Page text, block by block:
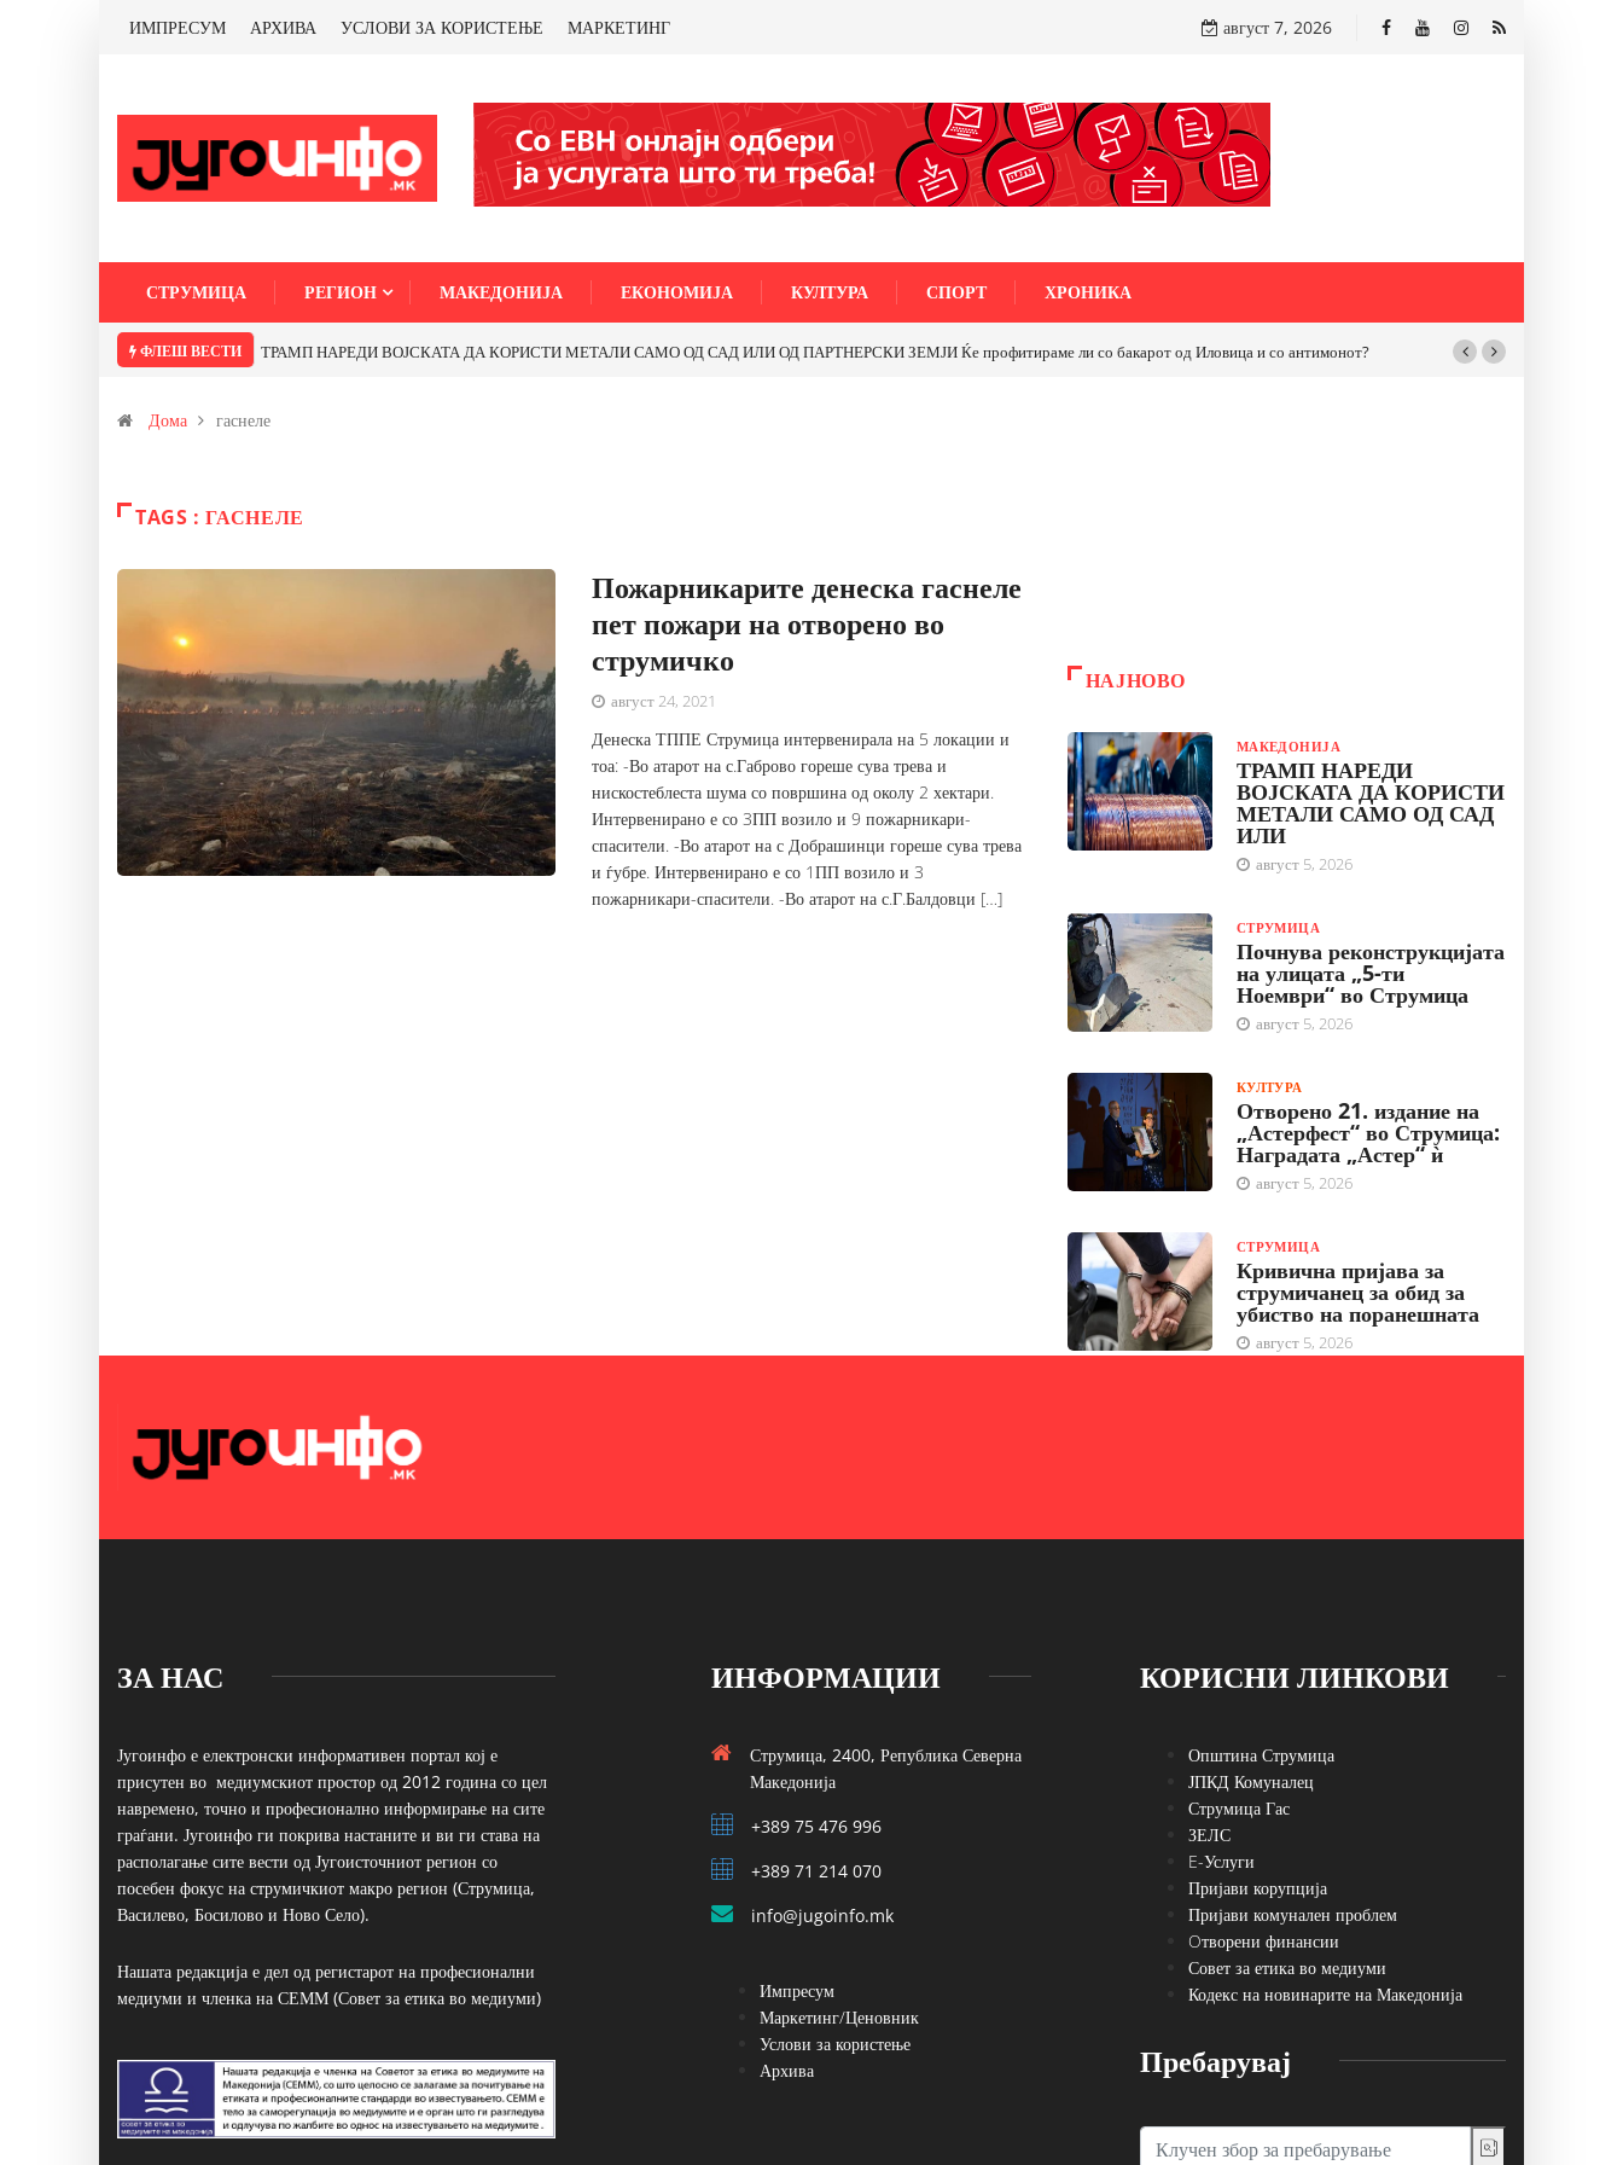
ИМПРЕСУМ АРХИВА УСЛОВИ ЗА КОРИСТЕЊЕ МАРКЕТИНГ август 7, 2026
СТРУМИЦА РЕГИОН МАКЕДОНИЈА ЕКОНОМИЈА КУЛТУРА СПОРТ ХРОНИКА
ФЛЕШ ВЕСТИ ТРАМП НАРЕДИ ВОЈСКАТА ДА КОРИСТИ МЕТАЛИ САМО ОД САД ИЛИ ОД ПАРТНЕРСКИ ЗЕМЈИ Ќе профитираме ли со бакарот од Иловица и со антимонот?
Дома гаснеле
TAGS : ГАСНЕЛЕ
Пожарникарите денеска гаснеле
пет пожари на отворено во
струмичко
август 24, 2021
Денеска ТППЕ Струмица интервенирала на 5 локации и
тоа: -Во атарот на с.Габрово гореше сува трева и
нискостеблеста шума со површина од околу 2 хектари.
Интервенирано е со 3ПП возило и 9 пожарникари-
спасители. -Во атарот на с Добрашинци гореше сува трева
и ѓубре. Интервенирано е со 1ПП возило и 3
пожарникари-спасители. -Во атарот на с.Г.Балдовци […]
НАЈНОВО
МАКЕДОНИЈА
ТРАМП НАРЕДИ
ВОЈСКАТА ДА КОРИСТИ
МЕТАЛИ САМО ОД САД
ИЛИ
август 5, 2026
СТРУМИЦА
Почнува реконструкцијата
на улицата „5-ти
Ноември“ во Струмица
август 5, 2026
КУЛТУРА
Отворено 21. издание на
„Астерфест“ во Струмица:
Наградата „Астер“ ѝ
август 5, 2026
СТРУМИЦА
Кривична пријава за
струмичанец за обид за
убиство на поранешната
август 5, 2026
ЗА НАС
Југоинфо е електронски информативен портал кој е
присутен во медиумскиот простор од 2012 година со цел
навремено, точно и професионално информирање на сите
граѓани. Југоинфо ги покрива настаните и ви ги става на
располагање сите вести од Југоисточниот регион со
посебен фокус на струмичкиот макро регион (Струмица,
Василево, Босилово и Ново Село).
Нашата редакција е дел од регистарот на професионални
медиуми и членка на СЕММ (Совет за етика во медиуми)
ИНФОРМАЦИИ
Струмица, 2400, Република Северна
Македонија
+389 75 476 996
+389 71 214 070
info@jugoinfo.mk
Импресум
Маркетинг/Ценовник
Услови за користење
Архива
КОРИСНИ ЛИНКОВИ
Општина Струмица
ЈПКД Комуналец
Струмица Гас
ЗЕЛС
E-Услуги
Пријави корупција
Пријави комунален проблем
Oтворени финансии
Совет за етика во медиуми
Кодекс на новинарите на Македонија
Пребарувај